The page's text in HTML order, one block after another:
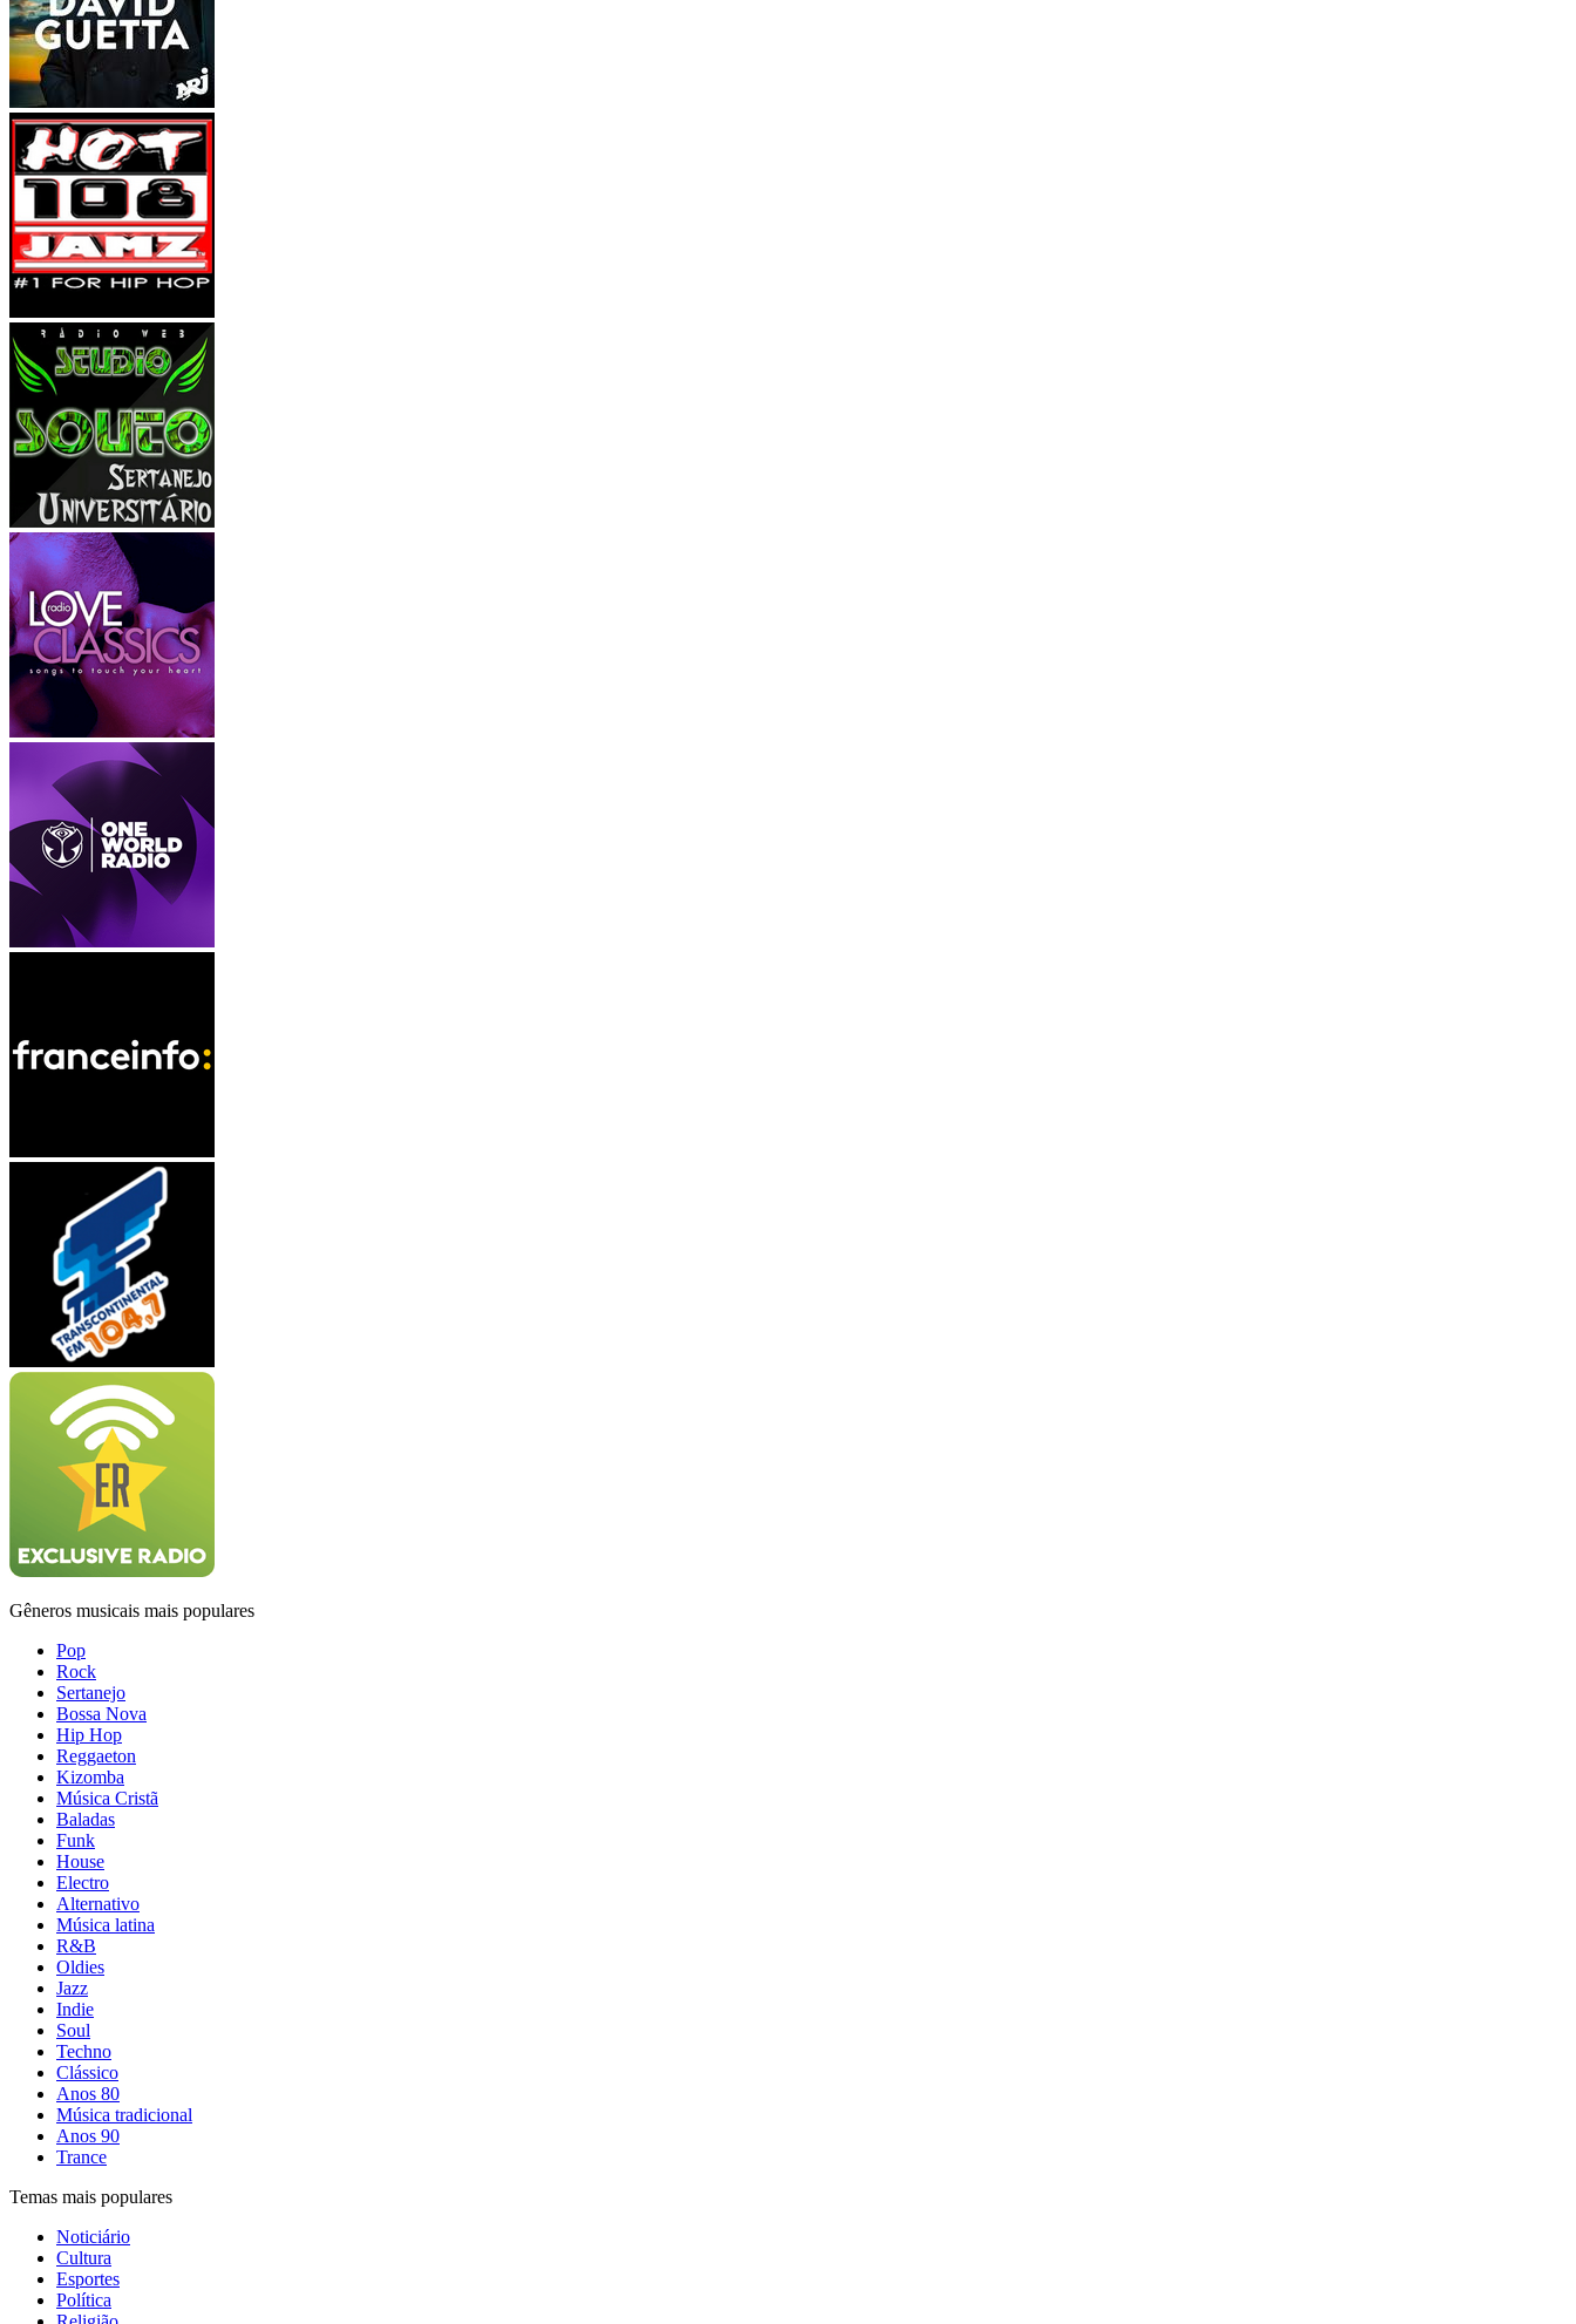
Gêneros musicais mais populares
Pop
Rock
Sertanejo
Bossa Nova
Hip Hop
Reggaeton
Kizomba
Música Cristã
Baladas
Funk
House
Electro
Alternativo
Música latina
R&B
Oldies
Jazz
Indie
Soul
Techno
Clássico
Anos 80
Música tradicional
Anos 90
Trance
Temas mais populares
Noticiário
Cultura
Esportes
Política